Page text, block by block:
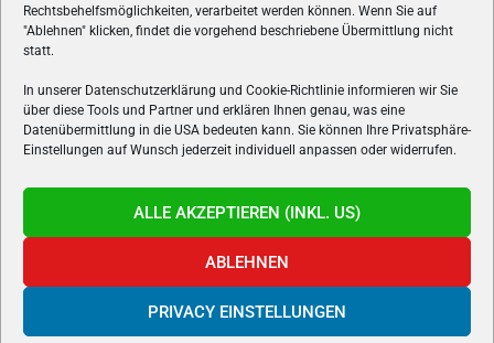
Rechtsbehelfsmöglichkeiten, verarbeitet werden können. Wenn Sie auf
"Ablehnen" klicken, findet die vorgehend beschriebene Übermittlung nicht
statt.
In unserer Datenschutzerklärung und Cookie-Richtlinie informieren wir Sie
über diese Tools und Partner und erklären Ihnen genau, was eine
Datenübermittlung in die USA bedeuten kann. Sie können Ihre Privatsphäre-
Einstellungen auf Wunsch jederzeit individuell anpassen oder widerrufen.
ALLE AKZEPTIEREN (INKL. US)
ABLEHNEN
PRIVACY EINSTELLUNGEN
Hardware und aus der Welt des e-Sport's.
FOLGE UNS
Gamers.at v6 © 1999-2024 All Rights Reserved -Kontakt|Impressum|